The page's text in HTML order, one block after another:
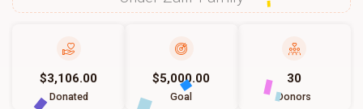
$3,106.00
Donated
$5,000.00
Goal
30
Donors